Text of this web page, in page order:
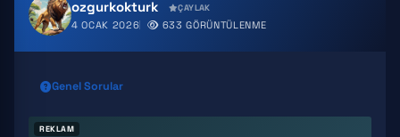
ozgurkokturk ÇAYLAK
4 OCAK 2026 633 GÖRÜNTÜLENME
Genel Sorular
REKLAM